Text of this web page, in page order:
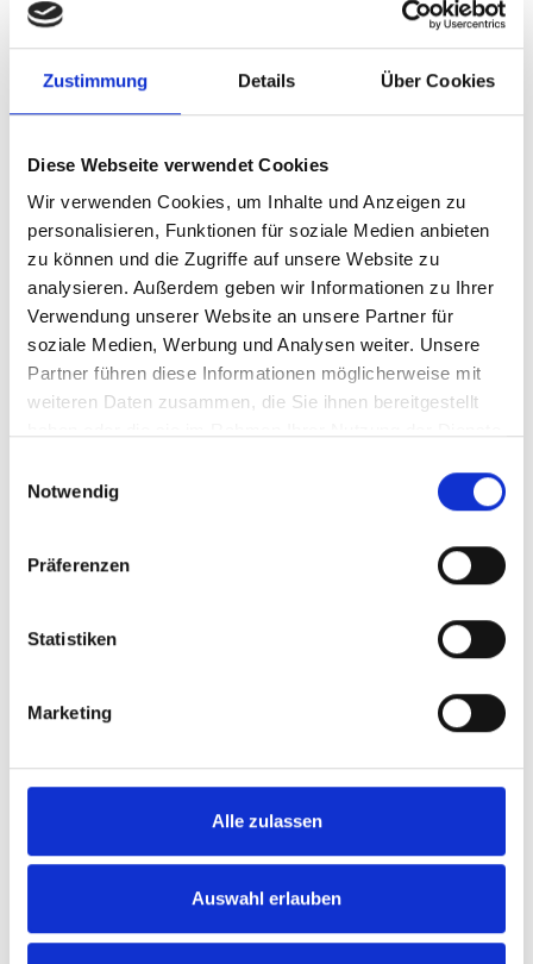
Zustimmung Details Über Cookies
Diese Webseite verwendet Cookies
Wir verwenden Cookies, um Inhalte und Anzeigen zu
personalisieren, Funktionen für soziale Medien anbieten
zu können und die Zugriffe auf unsere Website zu
analysieren. Außerdem geben wir Informationen zu Ihrer
Verwendung unserer Website an unsere Partner für
soziale Medien, Werbung und Analysen weiter. Unsere
Partner führen diese Informationen möglicherweise mit
weiteren Daten zusammen, die Sie ihnen bereitgestellt
Notwendig
Präferenzen
Statistiken
Marketing
Alle zulassen
Auswahl erlauben
866W x 135D shelf mat
SKU: 19011030.19V
Quantity
866W x 185D shelf mat
SKU: 19011031.19V
Quantity
866W x 260D shelf mat 866W x 337D Shelf Mat